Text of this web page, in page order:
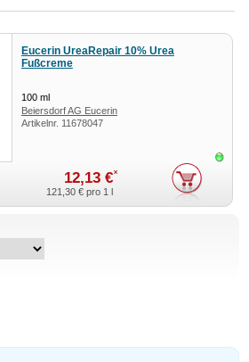
Eucerin UreaRepair 10% Urea
Fußcreme
100 ml
Beiersdorf AG Eucerin
Artikelnr. 11678047
12,13 €*
121,30 €pro 1 l